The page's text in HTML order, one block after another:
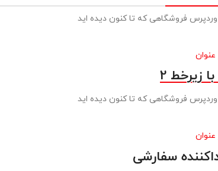
فروشگاهی که تا کنون دیده اید
زیرخط 2
فروشگاهی که تا کنون دیده اید
سفارشی